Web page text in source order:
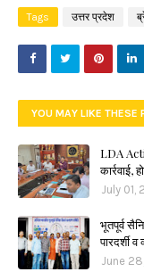
Tags उत्तर प्रदेश
YOU MAY LIKE THESE
LDA
कार्रवाई,
July 01,
भूतपूर्व
पारदर्शी व
June